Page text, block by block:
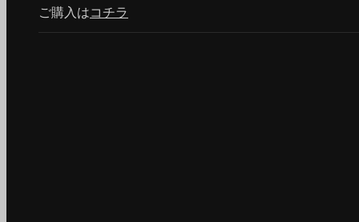
ご購入はコチラ